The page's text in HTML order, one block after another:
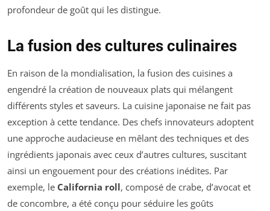
profondeur de goût qui les distingue.
La fusion des cultures culinaires
En raison de la mondialisation, la fusion des cuisines a
engendré la création de nouveaux plats qui mélangent
différents styles et saveurs. La cuisine japonaise ne fait pas
exception à cette tendance. Des chefs innovateurs adoptent
une approche audacieuse en mêlant des techniques et des
ingrédients japonais avec ceux d’autres cultures, suscitant
ainsi un engouement pour des créations inédites. Par
exemple, le California roll, composé de crabe, d’avocat et
de concombre, a été conçu pour séduire les goûts